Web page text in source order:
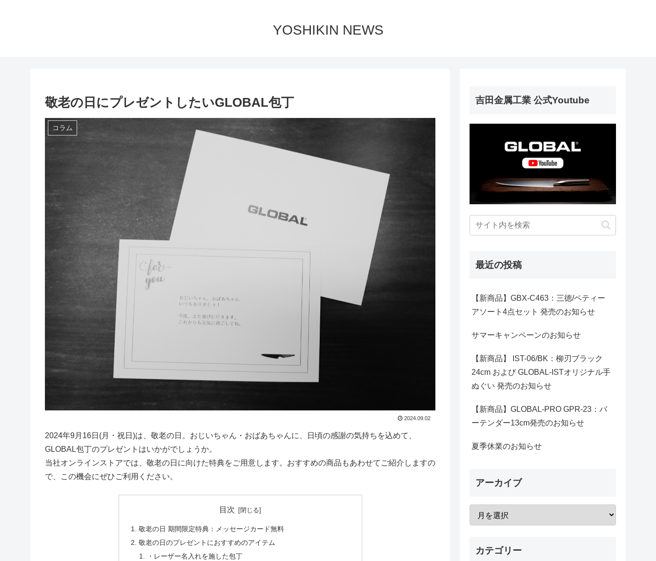
YOSHIKIN NEWS
敬老の日にプレゼントしたいGLOBAL包丁
コラム
2024.09.02
2024年9月16日(月・祝日)は、敬老の日。おじいちゃん・おばあちゃんに、日頃の感謝の気持ちを込めて、
GLOBAL包丁のプレゼントはいかがでしょうか。
当社オンラインストアでは、敬老の日に向けた特典をご用意します。おすすめの商品もあわせてご紹介しますの
で、この機会にぜひご利用ください。
目次
敬老の日 期間限定特典：メッセージカード無料
敬老の日のプレゼントにおすすめのアイテム
・レーザー名入れを施した包丁
吉田金属工業 公式Youtube
最近の投稿
【新商品】GBX-C463：三徳/ペティー
アソート4点セット 発売のお知らせ
サマーキャンペーンのお知らせ
【新商品】 IST-06/BK：柳刃ブラック
24cm および GLOBAL-ISTオリジナル手
ぬぐい 発売のお知らせ
【新商品】GLOBAL-PRO GPR-23：バ
ーテンダー13cm発売のお知らせ
夏季休業のお知らせ
アーカイブ
カテゴリー